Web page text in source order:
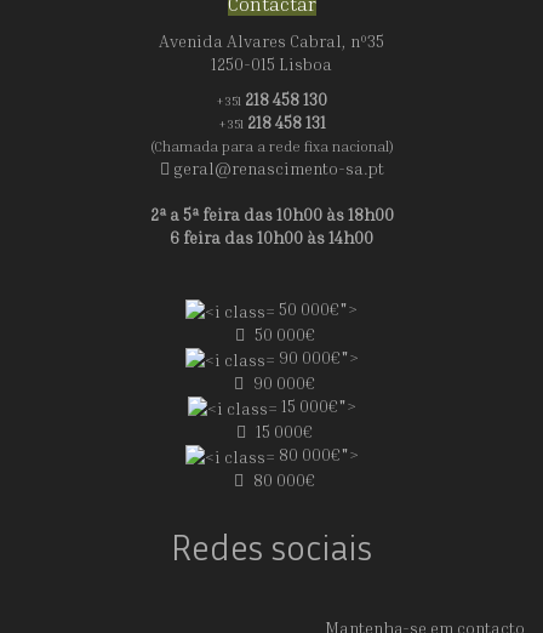
Avenida Alvares Cabral, nº35
1250-015 Lisboa
+351 218 458 130
+351 218 458 131
(Chamada para a rede fixa nacional)
geral@renascimento-sa.pt
2ª a 5ª feira das 10h00 às 18h00
6 feira das 10h00 às 14h00
50 000€">
50 000€
90 000€">
90 000€
15 000€">
15 000€
80 000€">
80 000€
Redes sociais
Mantenha-se em contacto